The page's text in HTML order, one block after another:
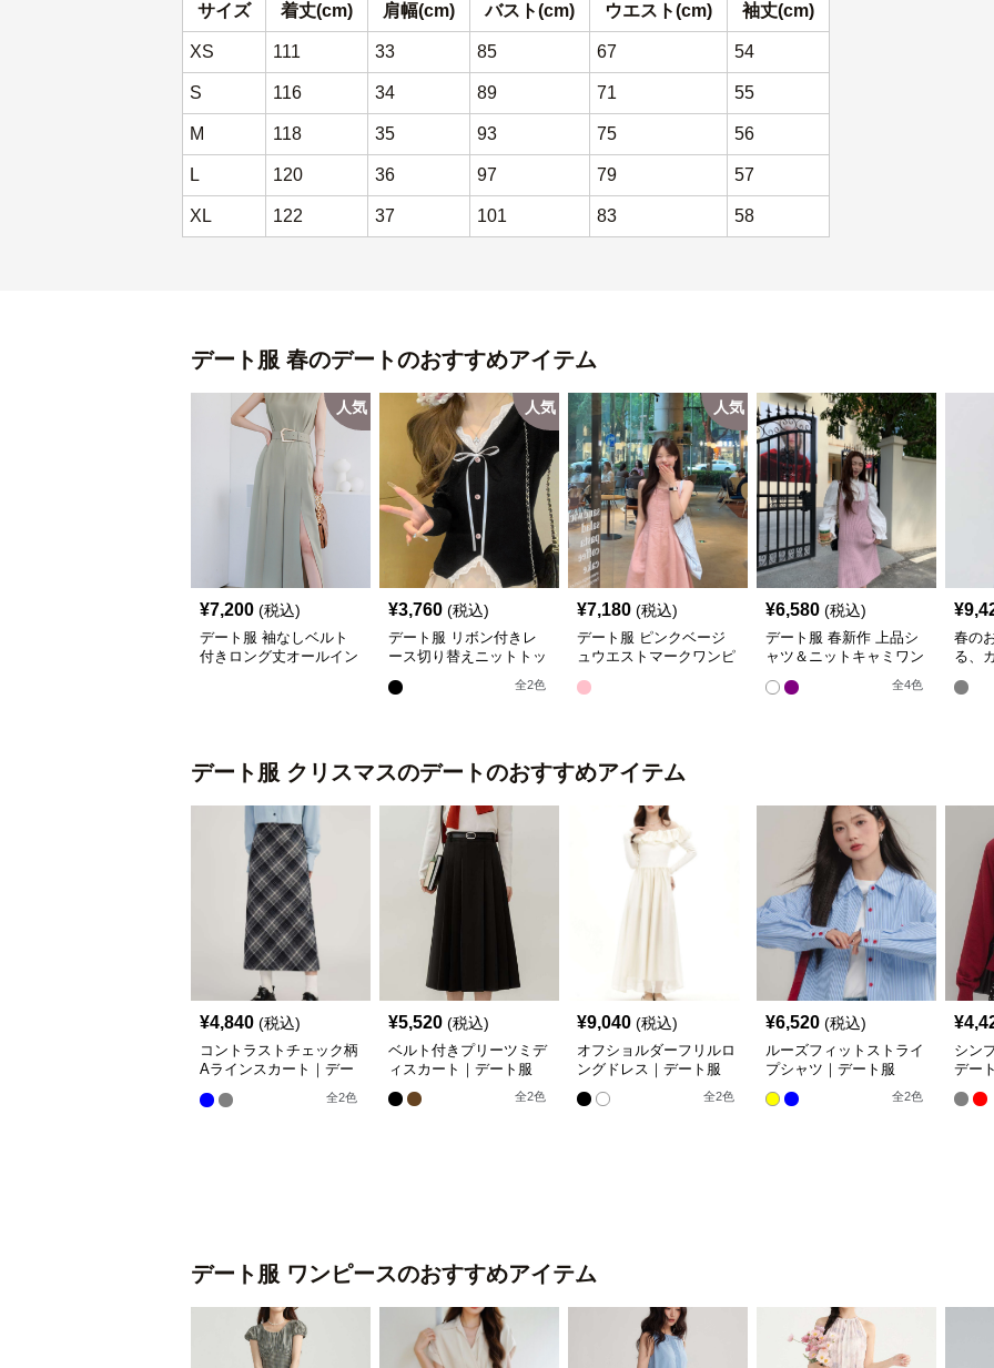
サイズ 着丈(cm) 肩幅(cm) バスト(cm) ウエスト(cm) 袖丈(cm)
XS 111 33 85 67 54
S 116 34 89 71 55
M 118 35 93 75 56
L 120 36 97 79 57
XL 122 37 101 83 58
デート服 春のデートのおすすめアイテム
人気
¥7,200 (税込)
デート服 袖なしベルト
付きロング丈オールイン
人気
¥3,760 (税込)
デート服 リボン付きレ
ース切り替えニットトッ
全2色
人気
¥7,180 (税込)
デート服 ピンクベージ
ュウエストマークワンピ
¥6,580 (税込)
デート服 春新作 上品シ
ャツ＆ニットキャミワン
全4色
¥
春の
る、
デート
デート服 クリスマスのデートのおすすめアイテム
¥4,840 (税込)
コントラストチェック柄
Aラインスカート｜デー
全2色
¥5,520 (税込)
ベルト付きプリーツミデ
ィスカート｜デート服
全2色
¥9,040 (税込)
オフショルダーフリルロ
ングドレス｜デート服
全2色
¥6,520 (税込)
ルーズフィットストライ
プシャツ｜デート服
全2色
¥
シン
デー
デート服 ワンピースのおすすめアイテム